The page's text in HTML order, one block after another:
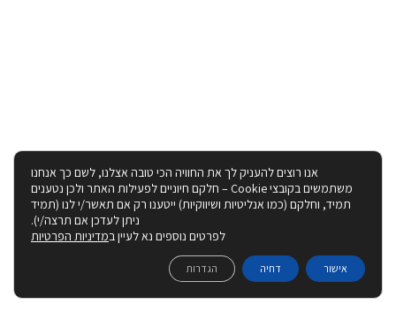
אנו רוצים להעניק לך את החוויה הכי טובה אצלנו, לשם כך אנחנו
משתמשים בקובצי Cookie – חלקם חיוניים לפעילות האתר ולכן נטענים
תמיד, וחלקם (כמו אנליטיות ושיווקיות) ייטענו רק אם תאשר/י לנו (תמיד
ניתן לעדכן אם תרצה/י).
לפרטים נוספים נא לעיין במדיניות הפרטיות
אישור דחיה הגדרות